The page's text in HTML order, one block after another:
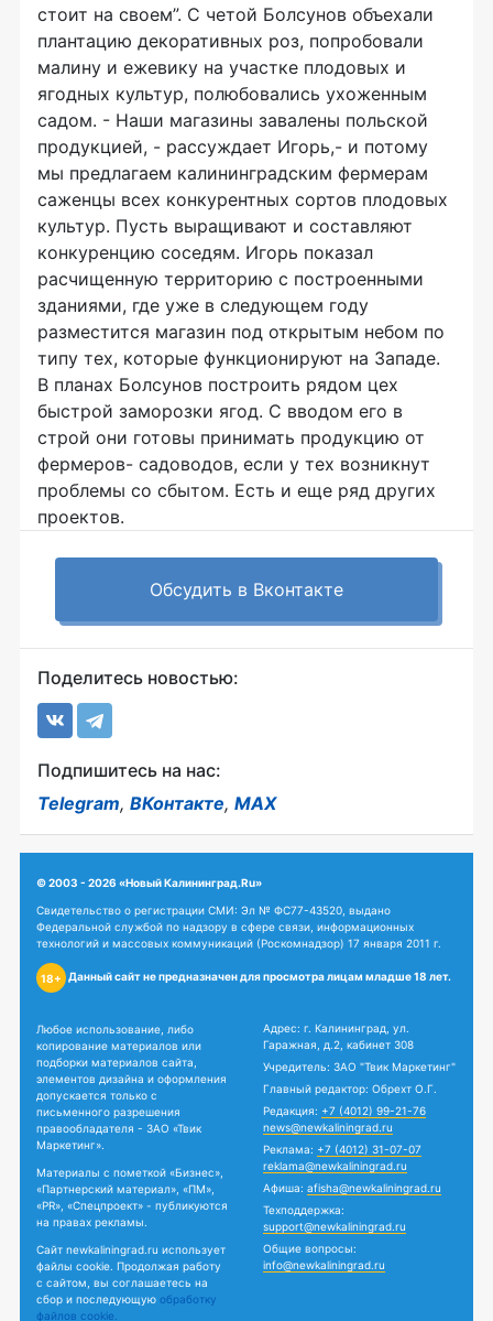
стоит на своем”. С четой Болсунов объехали
плантацию декоративных роз, попробовали
малину и ежевику на участке плодовых и
ягодных культур, полюбовались ухоженным
садом. - Наши магазины завалены польской
продукцией, - рассуждает Игорь,- и потому
мы предлагаем калининградским фермерам
саженцы всех конкурентных сортов плодовых
культур. Пусть выращивают и составляют
конкуренцию соседям. Игорь показал
расчищенную территорию с построенными
зданиями, где уже в следующем году
разместится магазин под открытым небом по
типу тех, которые функционируют на Западе.
В планах Болсунов построить рядом цех
быстрой заморозки ягод. С вводом его в
строй они готовы принимать продукцию от
фермеров- садоводов, если у тех возникнут
проблемы со сбытом. Есть и еще ряд других
проектов.
Обсудить в Вконтакте
Поделитесь новостью:
Подпишитесь на нас:
Telegram, ВКонтакте, MAX
© 2003 - 2026 «Новый Калининград.Ru»
Свидетельство о регистрации СМИ: Эл № ФС77-43520, выдано
Федеральной службой по надзору в сфере связи, информационных
технологий и массовых коммуникаций (Роскомнадзор) 17 января 2011 г.
18+ Данный сайт не предназначен для просмотра лицам младше 18 лет.
Любое использование, либо
копирование материалов или
подборки материалов сайта,
элементов дизайна и оформления
допускается только с
письменного разрешения
правообладателя - ЗАО «Твик
Маркетинг».
Материалы с пометкой «Бизнес»,
«Партнерский материал», «ПМ»,
«PR», «Спецпроект» - публикуются
на правах рекламы.
Сайт newkaliningrad.ru использует
файлы cookie. Продолжая работу
с сайтом, вы соглашаетесь на
сбор и последующую обработку
файлов cookie.
Адрес: г. Калининград, ул.
Гаражная, д.2, кабинет 308
Учредитель: ЗАО "Твик Маркетинг"
Главный редактор: Обрехт О.Г.
Редакция: +7 (4012) 99-21-76
news@newkaliningrad.ru
Реклама: +7 (4012) 31-07-07
reklama@newkaliningrad.ru
Афиша: afisha@newkaliningrad.ru
Техподдержка:
support@newkaliningrad.ru
Общие вопросы:
info@newkaliningrad.ru